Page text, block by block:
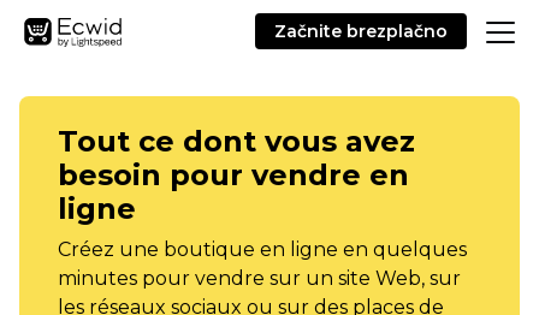
Začnite brezplačno
Tout ce dont vous avez
besoin pour vendre en
ligne
Créez une boutique en ligne en quelques
minutes pour vendre sur un site Web, sur
les réseaux sociaux ou sur des places de